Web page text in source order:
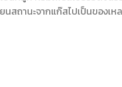
ถานะจากแก๊สไปเป็นของเห